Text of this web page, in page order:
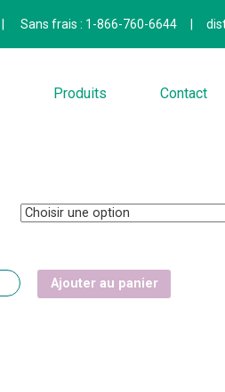
Sans frais : 1-866-760-6644
Produits Contact
Ajouter au panier